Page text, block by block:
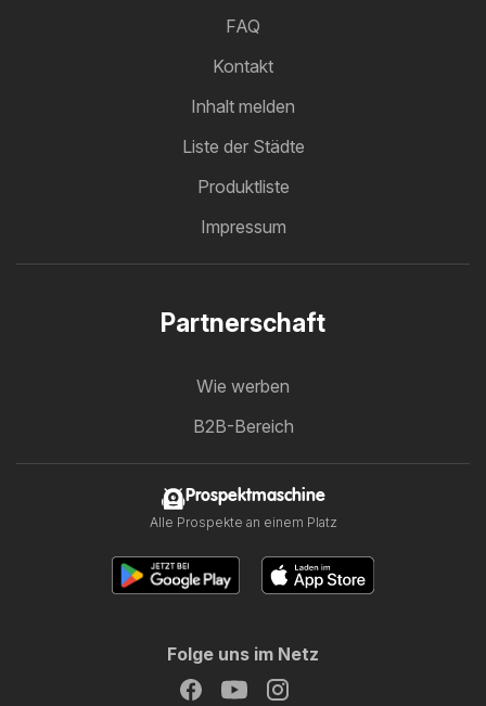
FAQ
Kontakt
Inhalt melden
Liste der Städte
Produktliste
Impressum
Partnerschaft
Wie werben
B2B-Bereich
Prospektmaschine
Alle Prospekte an einem Platz
Folge uns im Netz